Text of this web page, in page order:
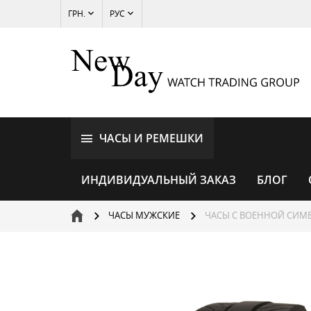
ГРН. РУС
ЧАСЫ И РЕМЕШКИ
ИНДИВИДУАЛЬНЫЙ ЗАКАЗ БЛОГ
ЧАСЫ МУЖСКИЕ ЧАСЫ С ВОЕННОЙ